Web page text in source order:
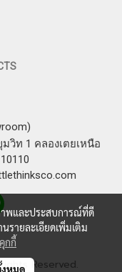
วิท 1 คลองเตยเหนือ
Reserved.
าพและประสบการณ์ที่ดี
รายละเอียดเพิ่มเติม
กกี้
หมด